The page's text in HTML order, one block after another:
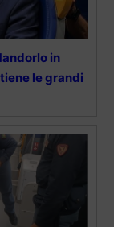
in
le grandi